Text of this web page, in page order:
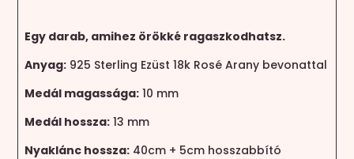
Egy darab, amihez örökké ragaszkodhatsz.
Anyag: 925 Sterling Ezüst 18k Rosé Arany bevonattal
Medál magassága: 10 mm
Medál hossza: 13 mm
Nyaklánc hossza: 40cm + 5cm hosszabbító